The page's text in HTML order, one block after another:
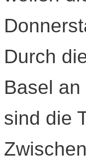
Durch
Basel
sind die